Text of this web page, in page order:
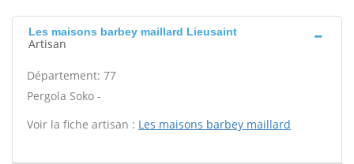
Les maisons barbey maillard Lieusaint
Artisan
Département: 77
Pergola Soko -
Voir la fiche artisan : Les maisons barbey maillard